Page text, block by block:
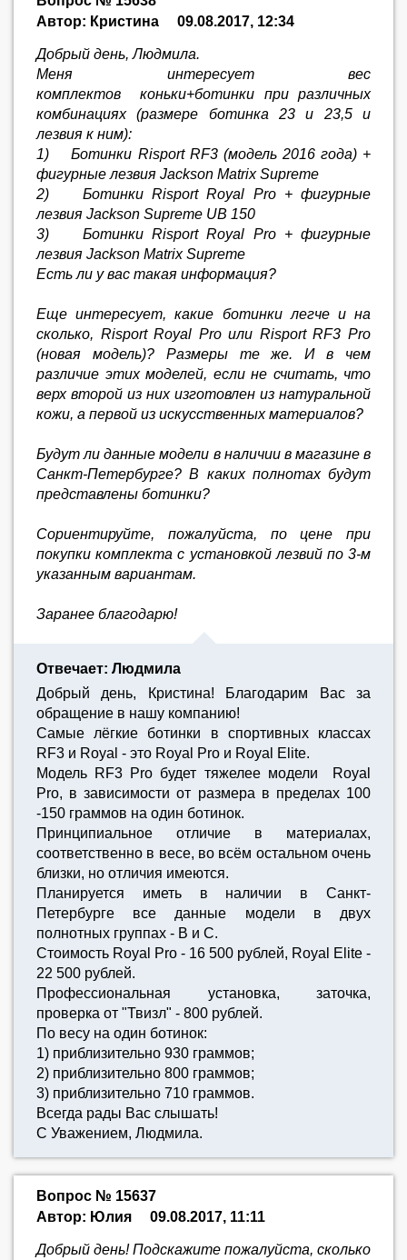
Автор: Кристина
09.08.2017, 12:34
Добрый день, Людмила.
Меня интересует вес
комплектов коньки+ботинки при различных
комбинациях (размере ботинка 23 и 23,5 и
лезвия к ним):
1) Ботинки Risport RF3 (модель 2016 года) +
фигурные лезвия Jackson Matrix Supreme
2) Ботинки Risport Royal Pro + фигурные
лезвия Jackson Supreme UB 150
3) Ботинки Risport Royal Pro + фигурные
лезвия Jackson Matrix Supreme
Есть ли у вас такая информация?
Еще интересует, какие ботинки легче и на
сколько, Risport Royal Pro или Risport RF3 Pro
(новая модель)? Размеры те же. И в чем
различие этих моделей, если не считать, что
верх второй из них изготовлен из натуральной
кожи, а первой из искусственных материалов?
Будут ли данные модели в наличии в магазине в
Санкт-Петербурге? В каких полнотах будут
представлены ботинки?
Сориентируйте, пожалуйста, по цене при
покупки комплекта с установкой лезвий по 3-м
указанным вариантам.
Заранее благодарю!
Отвечает: Людмила
Добрый день, Кристина! Благодарим Вас за
обращение в нашу компанию!
Самые лёгкие ботинки в спортивных классах
RF3 и Royal - это Royal Pro и Royal Elite.
Модель RF3 Pro будет тяжелее модели Royal
Pro, в зависимости от размера в пределах 100
-150 граммов на один ботинок.
Принципиальное отличие в материалах,
соответственно в весе, во всём остальном очень
близки, но отличия имеются.
Планируется иметь в наличии в Санкт-
Петербурге все данные модели в двух
полнотных группах - B и С.
Стоимость Royal Pro - 16 500 рублей, Royal Elite -
22 500 рублей.
Профессиональная установка, заточка,
проверка от "Твизл" - 800 рублей.
По весу на один ботинок:
1) приблизительно 930 граммов;
2) приблизительно 800 граммов;
3) приблизительно 710 граммов.
Всегда рады Вас слышать!
С Уважением, Людмила.
Вопрос № 15637
Автор: Юлия
09.08.2017, 11:11
Добрый день! Подскажите пожалуйста, сколько